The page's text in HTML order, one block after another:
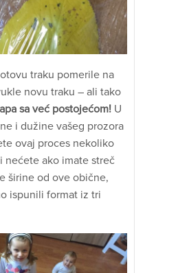
traku pomerile na
novu traku – ali tako
sa već postojećom! U
i dužine vašeg prozora
ovaj proces nekoliko
nećete ako imate streč
širine od ove obične,
ispunili format iz tri